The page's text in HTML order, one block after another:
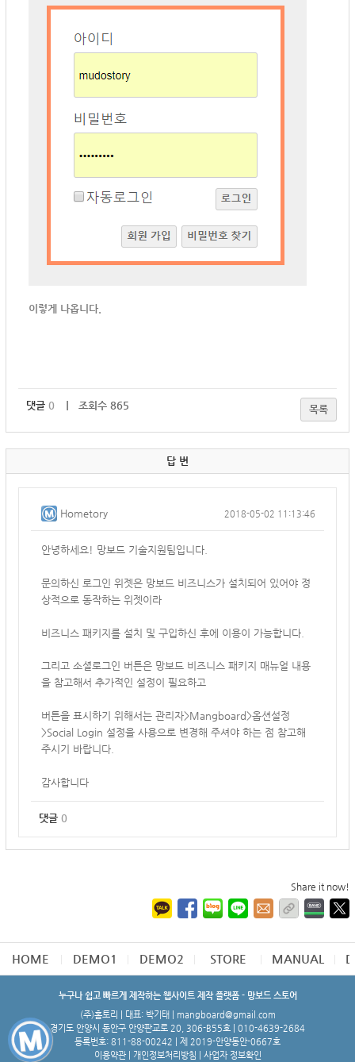
이렇게 나옵니다.
댓글 0 ｜ 조회수 865 목록
답 변
Hometory 2018-05-02 11:13:46
안녕하세요! 망보드 기술지원팀입니다.
문의하신 로그인 위젯은 망보드 비즈니스가 설치되어 있어야 정
상적으로 동작하는 위젯이라
비즈니스 패키지를 설치 및 구입하신 후에 이용이 가능합니다.
그리고 소셜로그인 버튼은 망보드 비즈니스 패키지 매뉴얼 내용
을 참고해서 추가적인 설정이 필요하고
버튼을 표시하기 위해서는 관리자>Mangboard>옵션설정
>Social Login 설정을 사용으로 변경해 주셔야 하는 점 참고해
주시기 바랍니다.
감사합니다
댓글 0
Share it now!
HOME DEMO1 DEMO2 STORE MANUAL
누구나 쉽고 빠르게 제작하는 웹사이트 제작 플랫폼 - 망보드 스토어
(주)홈토리 | 대표: 박기태 | mangboard@gmail.com
경기도 안양시 동안구 안양판교로 20, 306-B55호 | 010-4639-2684
등록번호: 811-88-00242 | 제 2019-안양동안-0667호
이용약관| 개인정보처리방침 사업자 정보확인